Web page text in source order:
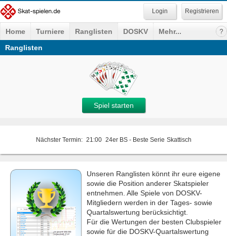
Registrieren
Home Turniere Ranglisten DOSKV
Mehr...
Ranglisten
Spiel starten
Nächster Termin: 21:00 24er BS - Beste Serie Skattisch
Unseren Ranglisten könnt ihr eure eigene
sowie die Position anderer Skatspieler
entnehmen. Alle Spiele von DOSKV-
Mitgliedern werden in der Tages- sowie
Quartalswertung berücksichtigt.
Für die Wertungen der besten Clubspieler
sowie für die DOSKV-Quartalswertung